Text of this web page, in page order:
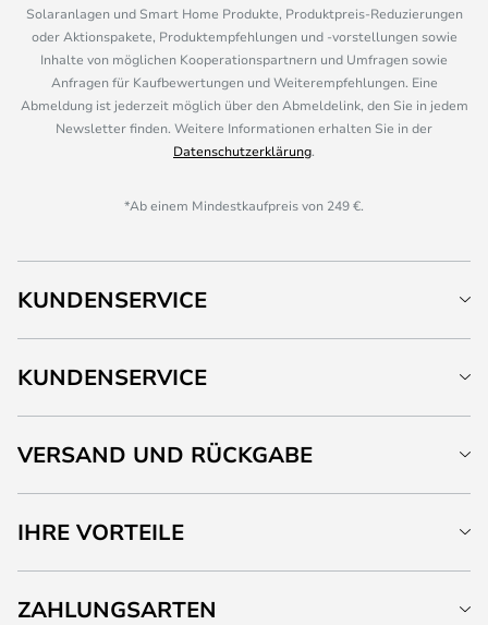
Solaranlagen und Smart Home Produkte, Produktpreis-Reduzierungen
oder Aktionspakete, Produktempfehlungen und -vorstellungen sowie
Inhalte von möglichen Kooperationspartnern und Umfragen sowie
Anfragen für Kaufbewertungen und Weiterempfehlungen. Eine
Abmeldung ist jederzeit möglich über den Abmeldelink, den Sie in jedem
Newsletter finden. Weitere Informationen erhalten Sie in der
Datenschutzerklärung.
*Ab einem Mindestkaufpreis von 249 €.
KUNDENSERVICE
KUNDENSERVICE
VERSAND UND RÜCKGABE
IHRE VORTEILE
ZAHLUNGSARTEN